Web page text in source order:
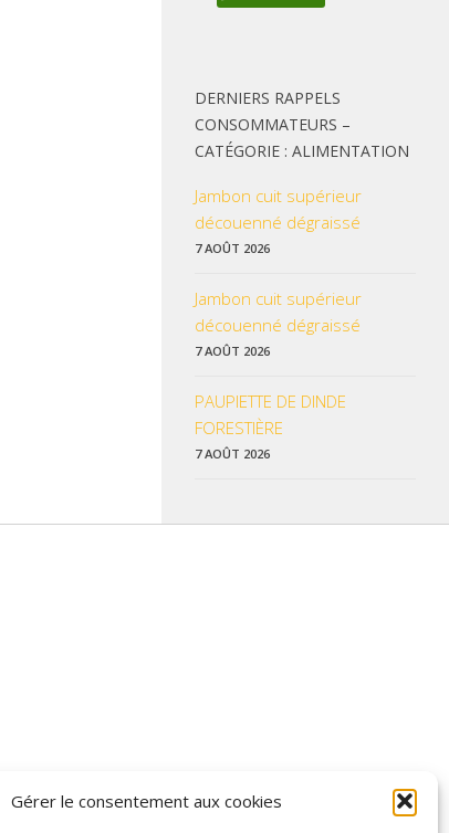
Gérer le consentement aux cookies
DERNIERS RAPPELS
CONSOMMATEURS –
CATÉGORIE : ALIMENTATION
Jambon cuit supérieur
découenné dégraissé
7 AOÛT 2026
Jambon cuit supérieur
découenné dégraissé
7 AOÛT 2026
PAUPIETTE DE DINDE
FORESTIÈRE
7 AOÛT 2026
pratiques, les liens utiles et les informations qui vous
nos rubriques ou nos informations.